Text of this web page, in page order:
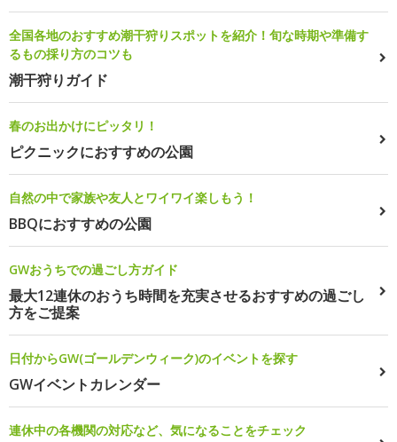
全国各地のおすすめ潮干狩りスポットを紹介！旬な時期や準備す
るもの採り方のコツも
潮干狩りガイド
春のお出かけにピッタリ！
ピクニックにおすすめの公園
自然の中で家族や友人とワイワイ楽しもう！
BBQにおすすめの公園
GWおうちでの過ごし方ガイド
最大12連休のおうち時間を充実させるおすすめの過ごし
方をご提案
日付からGW(ゴールデンウィーク)のイベントを探す
GWイベントカレンダー
連休中の各機関の対応など、気になることをチェック